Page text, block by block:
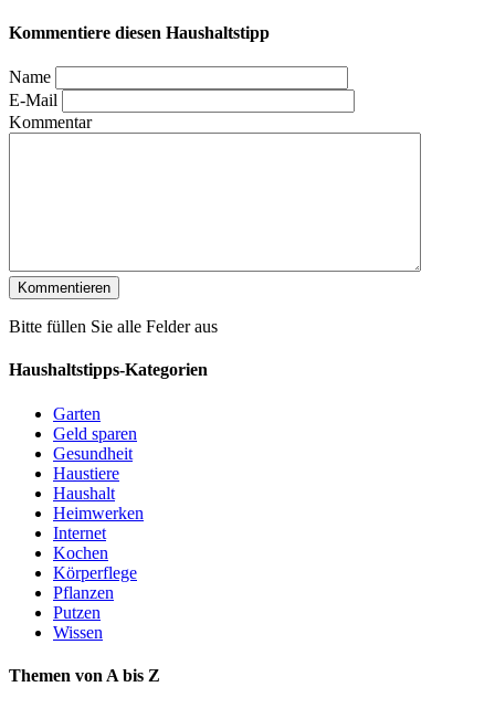
Kommentiere diesen Haushaltstipp
Name
E-Mail
Kommentar
Bitte füllen Sie alle Felder aus
Haushaltstipps-Kategorien
Garten
Geld sparen
Gesundheit
Haustiere
Haushalt
Heimwerken
Internet
Kochen
Körperflege
Pflanzen
Putzen
Wissen
Themen von A bis Z